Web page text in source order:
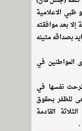
ظبي الاعلامية
إلا بعد موافقته
بصداقه متينه
في
نفسها في
للظفر بحقوق
القادمة
.